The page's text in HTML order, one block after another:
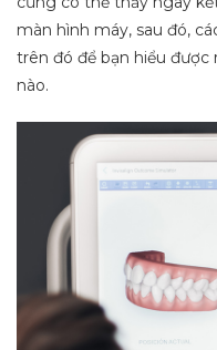
màn hình máy, sau đó,
trên đó để bạn hiểu
nào.